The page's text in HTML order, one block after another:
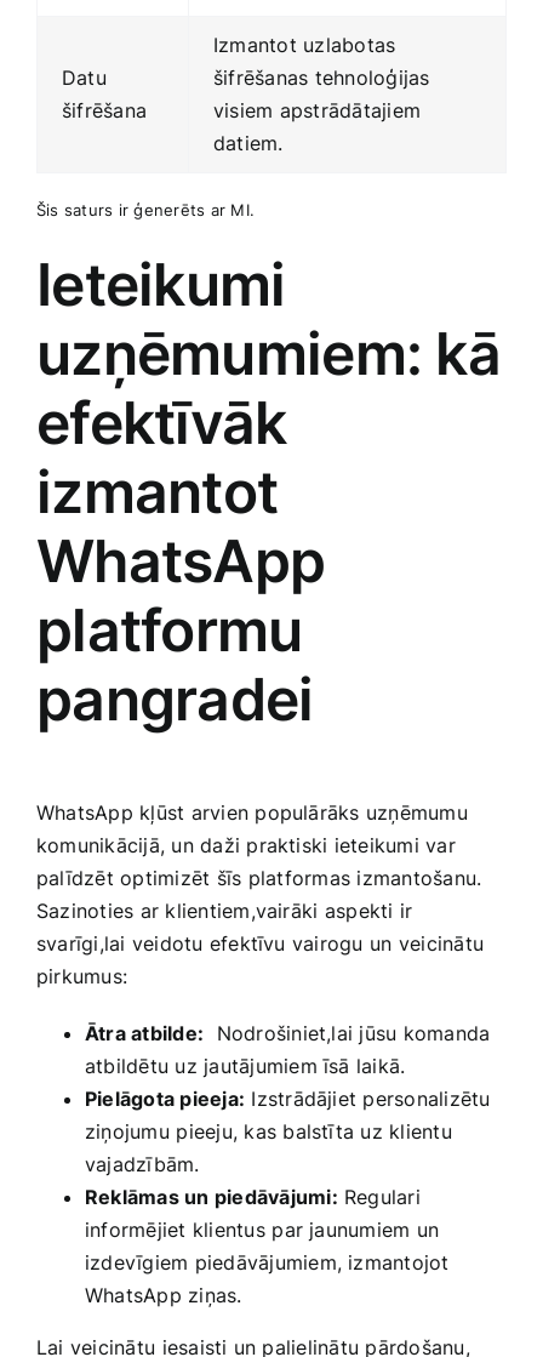
Datu
šifrēšana
Izmantot uzlabotas
šifrēšanas tehnoloģijas‍
visiem apstrādātajiem
datiem.
Šis saturs ir ģenerēts ar⁤ MI.
Ieteikumi
uzņēmumiem: ​kā
efektīvāk
izmantot
WhatsApp
platformu
pangradei
WhatsApp kļūst arvien populārāks uzņēmumu
komunikācijā, un daži praktiski ieteikumi var
palīdzēt optimizēt šīs⁤ platformas izmantošanu.
Sazinoties ar klientiem,vairāki⁢ aspekti⁤ ir
svarīgi,lai veidotu efektīvu‍ vairogu ⁤un veicinātu
pirkumus:
Ātra atbilde: ‍ Nodrošiniet,lai jūsu komanda
atbildētu uz jautājumiem īsā laikā.
Pielāgota ​pieeja: Izstrādājiet personalizētu
ziņojumu ⁢pieeju, kas balstīta uz klientu
‌vajadzībām.
Reklāmas un piedāvājumi: Regulari
informējiet​ klientus⁢ par jaunumiem ⁣un
‌izdevīgiem piedāvājumiem, izmantojot
WhatsApp ziņas.
Lai veicinātu ⁤iesaisti un palielinātu pārdošanu,